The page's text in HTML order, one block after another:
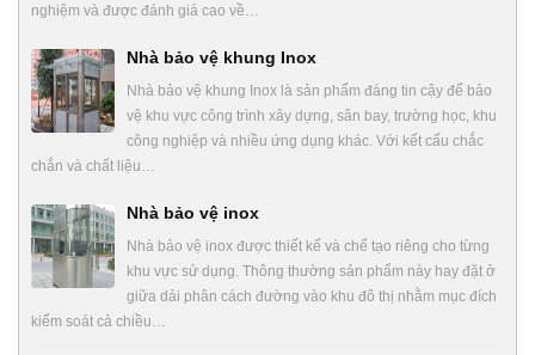
nghiệm và được đánh giá cao về…
Nhà bảo vệ khung Inox
Nhà bảo vệ khung Inox là sản phẩm đáng tin cậy để bảo
vệ khu vực công trình xây dựng, sân bay, trường học, khu
công nghiệp và nhiều ứng dụng khác. Với kết cấu chắc
chắn và chất liệu…
Nhà bảo vệ inox
Nhà bảo vệ inox được thiết kế và chế tạo riêng cho từng
khu vực sử dụng. Thông thường sản phẩm này hay đặt ở
giữa dải phân cách đường vào khu đô thị nhằm mục đích
kiểm soát cả chiều…